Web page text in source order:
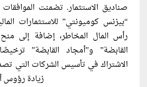
صناديق الاستثمار. تضمنت
“بيزنس كوميونتي” للاستثمارات
رأس المال المخاطر، إضافة إلى
القابضة” و”أمجاد القابضة”
الاشتراك في تأسيس الشركات التي
زيادة رؤوس